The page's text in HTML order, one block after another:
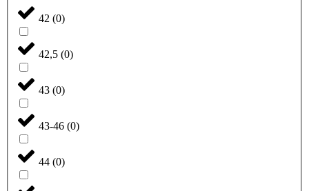
42 (0)
42,5 (0)
43 (0)
43-46 (0)
44 (0)